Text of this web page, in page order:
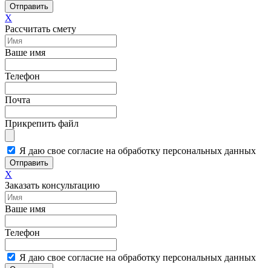
Отправить
X
Рассчитать смету
Ваше имя
Телефон
Почта
Прикрепить файл
Я даю свое согласие на обработку персональных данных
Отправить
X
Заказать консультацию
Ваше имя
Телефон
Я даю свое согласие на обработку персональных данных